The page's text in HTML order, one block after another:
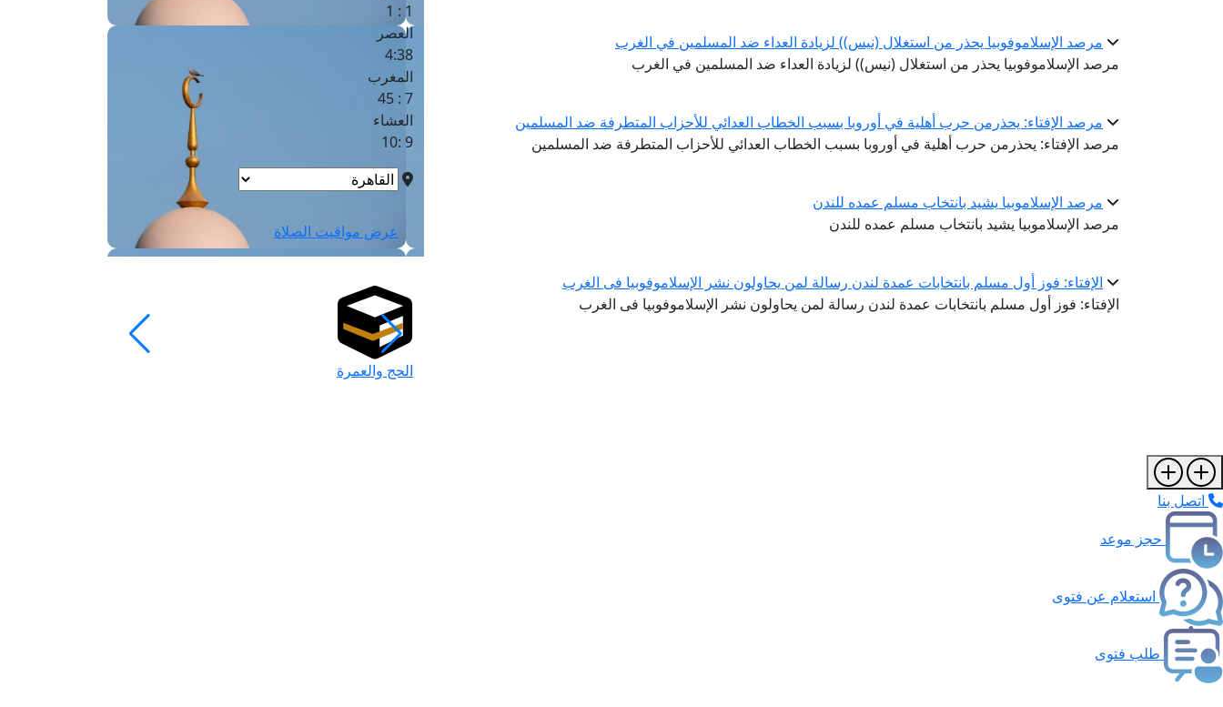
مرصد الإسلاموفوبيا يحذر من استغلال (نيس)) لزيادة العداء ضد المسلمين في الغرب
مرصد الإسلاموفوبيا يحذر من استغلال (نيس)) لزيادة العداء ضد المسلمين في الغرب
مرصد الإفتاء: يحذرمن حرب أهلية في أوروبا بسبب الخطاب العدائي للأحزاب المتطرفة ضد المسلمين
مرصد الإفتاء: يحذرمن حرب أهلية في أوروبا بسبب الخطاب العدائي للأحزاب المتطرفة ضد المسلمين
مرصد الإسلاموبيا يشيد بانتخاب مسلم عمده للندن
مرصد الإسلاموبيا يشيد بانتخاب مسلم عمده للندن
الإفتاء: فوز أول مسلم بانتخابات عمدة لندن رسالة لمن يحاولون نشر الإسلاموفوبيا فى الغرب
الإفتاء: فوز أول مسلم بانتخابات عمدة لندن رسالة لمن يحاولون نشر الإسلاموفوبيا فى الغرب
1 : 1
العصر
4:38
المغرب
7 : 45
العشاء
9 :10
عرض مواقيت الصلاة
الحج والعمرة
اتصل بنا
حجز موعد
استعلام عن فتوى
طلب فتوى